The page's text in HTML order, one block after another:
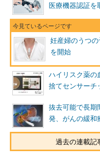
医療機器認証を
妊産婦のうつ
を開始
ハイリスク薬の
捨てセンサーチ
抜去可能で長期
発、がんの緩和
過去の連載記